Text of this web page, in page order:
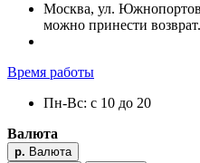
Москва, ул.
можно принести
Время работы
Пн-Вс: с 10 до 20
Валюта
р. Валюта